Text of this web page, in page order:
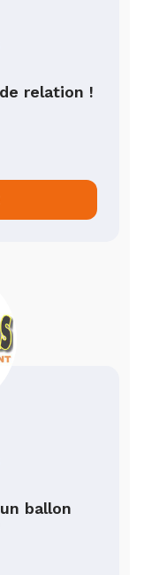
relation !
ballon